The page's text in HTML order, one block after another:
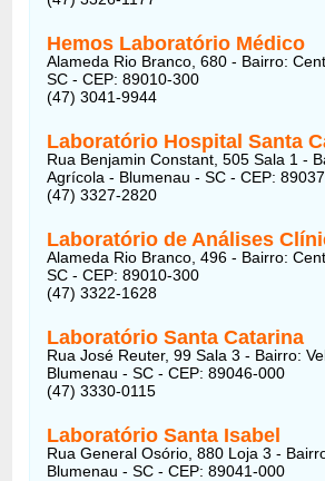
Hemos Laboratório Médico
Alameda Rio Branco, 680 - Bairro:
SC - CEP: 89010-300
(47) 3041-9944
Laboratório Hospital Santa
Rua Benjamin Constant, 505 Sala 1 -
Agrícola - Blumenau - SC - CEP:
(47) 3327-2820
Laboratório de Análises
Alameda Rio Branco, 496 - Bairro:
SC - CEP: 89010-300
(47) 3322-1628
Laboratório Santa Catarina
Rua José Reuter, 99 Sala 3 - Bairro:
Blumenau - SC - CEP: 89046-000
(47) 3330-0115
Laboratório Santa Isabel
Rua General Osório, 880 Loja 3 -
Blumenau - SC - CEP: 89041-000